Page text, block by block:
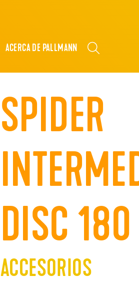
ACERCA DE PALLMANN
SPIDER
DISC
ACCESORIOS